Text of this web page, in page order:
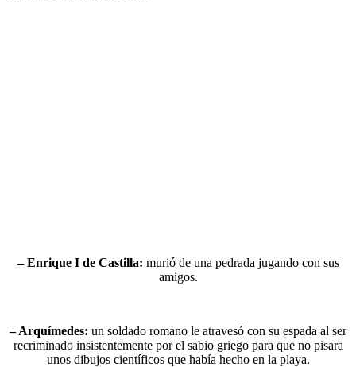
– Enrique I de Castilla: murió de una pedrada jugando con sus
amigos.
– Arquímedes: un soldado romano le atravesó con su espada al ser
recriminado insistentemente por el sabio griego para que no pisara
unos dibujos científicos que había hecho en la playa.